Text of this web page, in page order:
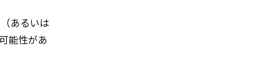
あるいは
能性があ